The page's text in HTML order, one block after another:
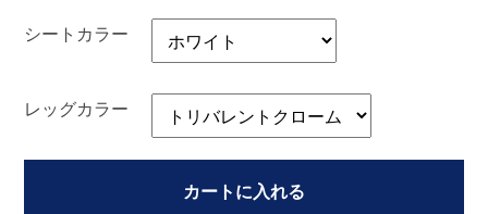
シートカラー
レッグカラー
カートに入れる